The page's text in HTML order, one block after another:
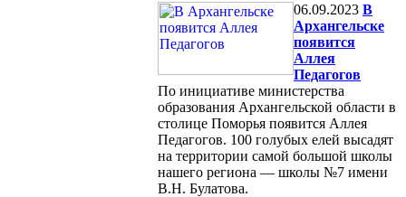
06.09.2023 В
Архангельске
появится
Аллея
Педагогов
По инициативе министерства
образования Архангельской области в
столице Поморья появится Аллея
Педагогов. 100 голубых елей высадят
на территории самой большой школы
нашего региона — школы №7 имени
В.Н. Булатова.